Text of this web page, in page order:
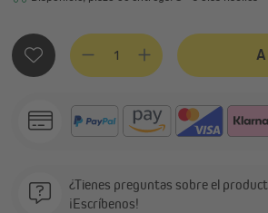
Cantidad del producto: introduce
¿Tienes preguntas sobre el
¡Escríbenos!